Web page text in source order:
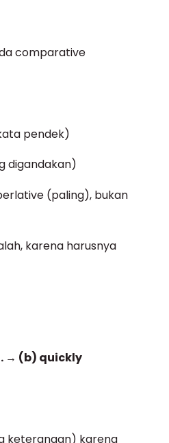
comparative
pendek)
digandakan)
(paling), bukan
karena harusnya
→ (b) quickly
keterangan) karena